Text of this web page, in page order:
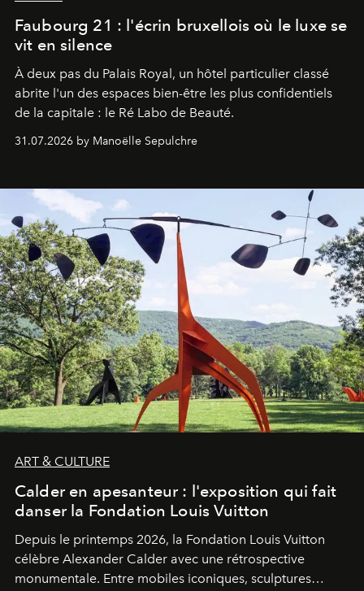
Faubourg 21 : l'écrin bruxellois où le luxe se
vit en silence
À deux pas du Palais Royal, un hôtel particulier classé
abrite l'un des espaces bien-être les plus confidentiels
de la capitale : le Ré Labo de Beauté.
31.07.2026 by Manoëlle Sepulchre
ART & CULTURE
Calder en apesanteur : l'exposition qui fait
danser la Fondation Louis Vuitton
Depuis le printemps 2026, la Fondation Louis Vuitton
célèbre Alexander Calder avec une rétrospective
monumentale. Entre mobiles iconiques, sculptures